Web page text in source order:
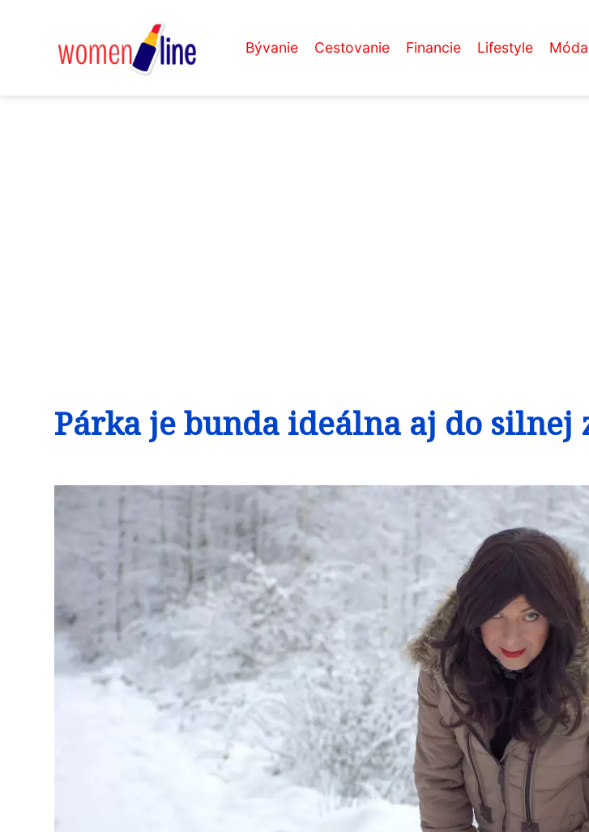
Bývanie Cestovanie Financie Lifestyle
Párka je bunda ideálna aj do silnej